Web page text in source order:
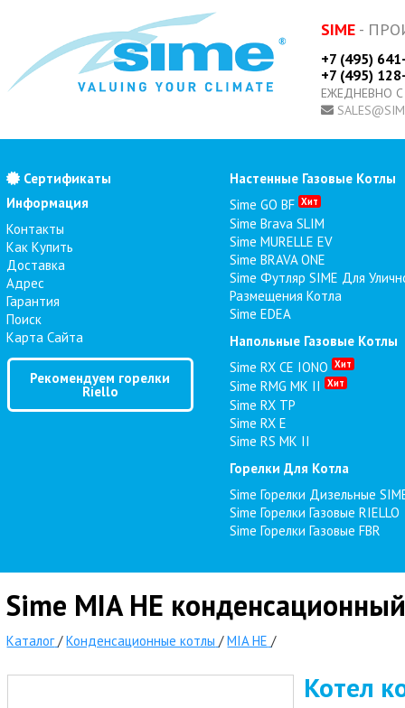
SIME -
+7 (495)
+7 (495)
ЕЖЕДНЕВНО
Сертификаты
Информация
Контакты
Как Купить
Доставка
Адрес
Гарантия
Поиск
Карта Сайта
Рекомендуем горелки
Riello
Настенные Газовые Котлы
Sime GO BF Хит
Sime Brava SLIM
Sime MURELLE EV
Sime BRAVA ONE
Sime Футляр SIME Для
Размещения Котла
Sime EDEA
Напольные Газовые Котлы
Sime RX CE IONO Хит
Sime RMG MK II Хит
Sime RX TP
Sime RX E
Sime RS MK II
Горелки Для Котла
Sime Горелки Дизельные
Sime Горелки Газовые RIELLO
Sime Горелки Газовые FBR
Sime MIA HE
Каталог /Конденсационные котлы /MIA HE /
Котел